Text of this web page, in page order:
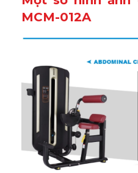
MCM-012A